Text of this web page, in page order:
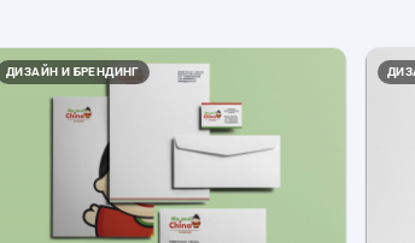
ДИЗАЙН И БРЕНДИНГ